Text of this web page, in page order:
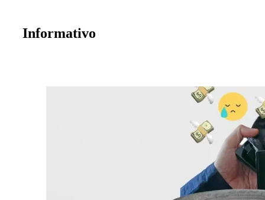
Informativo